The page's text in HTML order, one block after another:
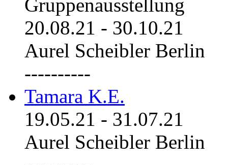
Gruppenausstellung
20.08.21 - 30.10.21
Aurel Scheibler Berlin
----------
Tamara K.E.
19.05.21 - 31.07.21
Aurel Scheibler Berlin